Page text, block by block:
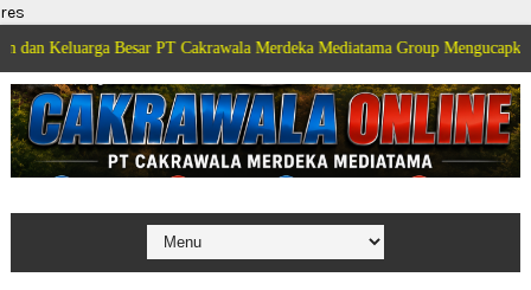
res
Besar PT Cakrawala Merdeka Mediatama Group Mengucapkan Selamat